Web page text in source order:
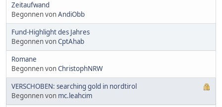
Zeitaufwand
Begonnen vonAndiObb
Fund-Highlight des Jahres
Begonnen vonCptAhab
Romane
Begonnen vonChristophNRW
VERSCHOBEN: searching gold in nordtirol
Begonnen von mc.leahcim